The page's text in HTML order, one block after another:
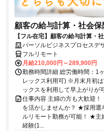
顧客の給与計算・社会
【フル在宅】顧客の給与計算・
パーソルビジネスプロセスデ
フルリモート
月給210,000円～289,900円
勤務時間詳細 総労働時間：1
レックス利用可) ※月末月初
ックスを利用して早上がり
仕事内容 主婦の方も大歓迎
を活かしませんか？ ★採用
ルリモート勤務が可能！ ★
経験(1...